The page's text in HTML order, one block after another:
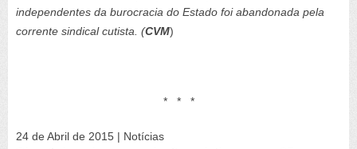
independentes da burocracia do Estado foi abandonada pela
corrente sindical cutista. (CVM)
* * *
24 de Abril de 2015 | Notícias